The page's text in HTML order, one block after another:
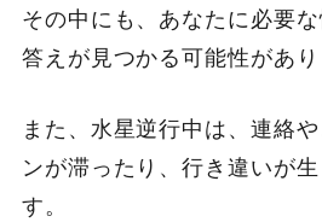
その中にも、あなたに必要
答えが見つかる可能性があり
また、水星逆行中は、連絡
ンが滞ったり、行き違いが
す。